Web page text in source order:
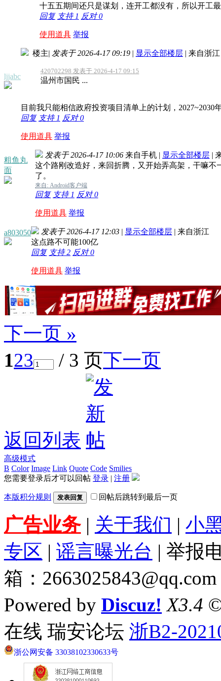
十五五期间还只是谋划，连开工都没有，所以开工
回复 支持 1 反对0
使用道具 举报
ljjabc
楼主| 发表于 2026-4-17 09:19 | 显示全部楼层 | 来自浙江
420702298 发表于 2026-4-17 09:15
温州市国民 ...
目前我只能相信政府投资项目清单上的计划，
回复 支持 1 反对0
使用道具 举报
粗鱼丸
面
发表于 2026-4-17 10:06 来自手机 | 显示全部楼层 |
这个路刚改造好，来回折腾，又开始弄高架，干嘛
了。
来自: Android客户端
回复 支持 1 反对0
使用道具 举报
a803050 发表于 2026-4-17 12:03 | 显示全部楼层 | 来自浙江
这点路不可能100亿
回复 支持2 反对0
使用道具 举报
下一页 »
123 / 3 页下一页
返回列表
高级模式
B Color Image Link Quote Code Smilies
您需要登录后才可以回帖 登录 | 注册
本版积分规则 发表回复 回帖后跳转到最后一页
广告业务| 关于我们 | 小
专区 | 谣言曝光台 | 举报
箱：2663025843@qq.com
Powered by Discuz! X3.4
在线 瑞安论坛 浙B2-
浙公网安备 33038102330633号